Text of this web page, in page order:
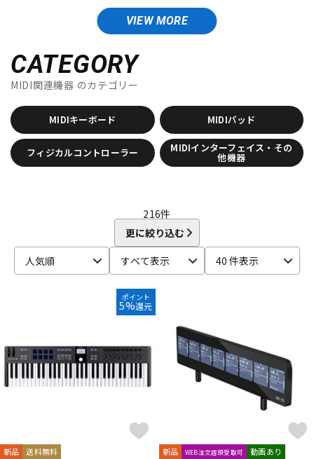
DTM オンライン納品
楽器アクセサリ
VIEW MORE
Artiphon ARTRIG Arturia
audio-technica AVID BestService
BITWIG
Blackstar BOSS
CINESAMPLES
CME PRO
CRYPTON
D-I
DECKSAVER DiGiGrid
DOTEC AUDIO
EAST WEST
ENHANCIA ESI Eventide
Expressive E
FabFilter
FLUX:: Focusrite
Future Audio Workshop
Ikebe Original
Inspired Acoustics
KAWAI KAWAII FUTURESAMPLES KENTON
Kikutani
Krotos
McDSP
Native Instruments
Nektar Technology
NEUMANN NOVATION Nugen Audio
O-R
OVERLOUD Oyaide Pearl PG Music
Pitch Innovations
PreSonus
Rob Papen
RUPERT NEVE DESIGNS
CATEGORY
MIDI関連機器 のカテゴリー
MIDIキーボード MIDIパッド
フィジカルコントローラー MIDIインターフェイス・その
他機器
216件
更に絞り込む
人気順
すべて表示 40 件表示
ポイント
5%還元
新品 送料無料 新品 WEB注文店頭受取可
動画あり